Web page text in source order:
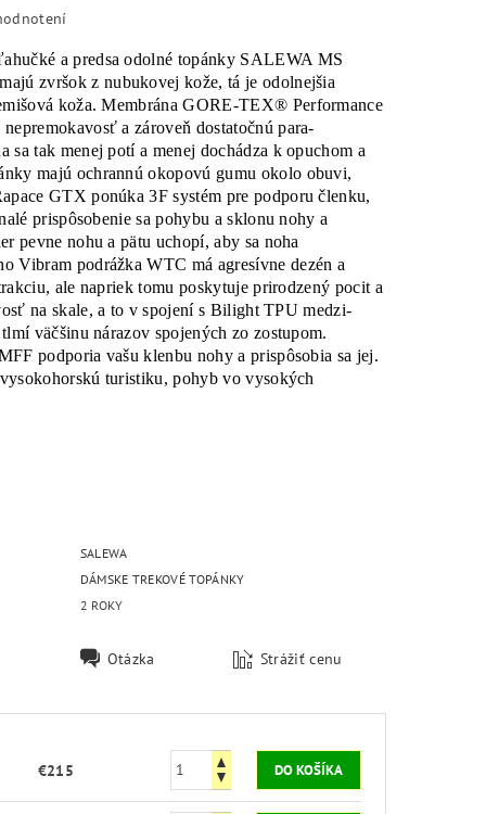
a predsa odolné topánky SALEWA MS
zvršok z nubukovej kože, tá je odolnejšia
koža. Membrána GORE-TEX® Performance
a zároveň dostatočnú para-
sa tak menej potí a menej dochádza k opuchom a
majú ochrannú okopovú gumu okolo obuvi,
GTX ponúka 3F systém pre podporu členku,
prispôsobenie sa pohybu a sklonu nohy a
pevne nohu a pätu uchopí, aby sa noha
Vibram podrážka WTC má agresívne dezén a
ale napriek tomu poskytuje prirodzený pocit a
na skale, a to v spojení s Bilight TPU medzi-
väčšinu nárazov spojených zo zostupom.
podporia vašu klenbu nohy a prispôsobia sa jej.
turistiku, pohyb vo vysokých
SALEWA
DÁMSKE TREKOVÉ TOPÁNKY
2 ROKY
Otázka Strážiť cenu
€215